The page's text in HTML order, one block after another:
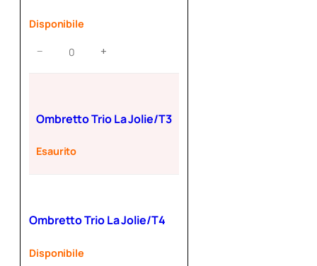
Ombretto
− +
Disponibile
Ombretto Trio La Jolie/T3
Esaurito
Ombretto Trio La Jolie/T4
Disponibile